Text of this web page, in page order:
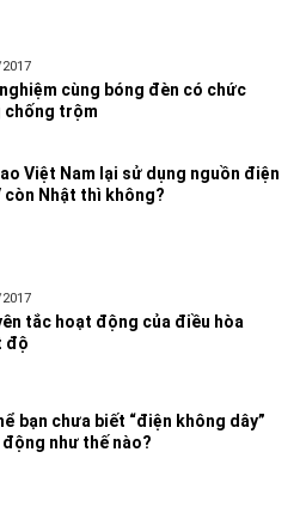
cùng bóng đèn có chức
chống trộm
Việt Nam lại sử dụng nguồn điện
còn Nhật thì không?
tắc hoạt động của điều hòa
độ
bạn chưa biết “điện không dây”
động như thế nào?